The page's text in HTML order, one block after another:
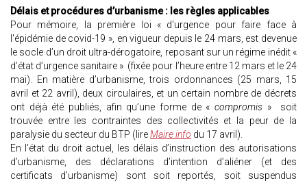
Délais et procédures d’urbanisme : les règles applicables
Pour mémoire, la première loi « d'urgence pour faire face à
l'épidémie de covid-19 », en vigueur depuis le 24 mars, est devenue
le socle d’un droit ultra-dérogatoire, reposant sur un régime inédit «
d’état d’urgence sanitaire » (fixée pour l’heure entre 12 mars et le 24
mai). En matière d’urbanisme, trois ordonnances (25 mars, 15
avril et 22 avril), deux circulaires, et un certain nombre de décrets
ont déjà été publiés, afin qu’une forme de « compromis » soit
trouvée entre les contraintes des collectivités et la peur de la
paralysie du secteur du BTP (lireMaire info du 17 avril).
En l’état du droit actuel, les délais d’instruction des autorisations
d’urbanisme, des déclarations d’intention d’aliéner (et des
certificats d’urbanisme) sont soit reportés, soit suspendus